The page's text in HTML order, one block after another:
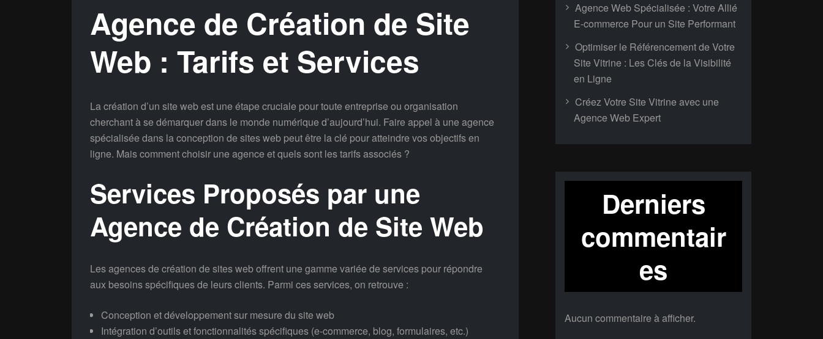
Agence de Création de Site
Web : Tarifs et Services
La création d’un site web est une étape cruciale pour toute entreprise ou organisation
cherchant à se démarquer dans le monde numérique d’aujourd’hui. Faire appel à une agence
spécialisée dans la conception de sites web peut être la clé pour atteindre vos objectifs en
ligne. Mais comment choisir une agence et quels sont les tarifs associés ?
Services Proposés par une
Agence de Création de Site Web
Les agences de création de sites web offrent une gamme variée de services pour répondre
aux besoins spécifiques de leurs clients. Parmi ces services, on retrouve :
Conception et développement sur mesure du site web
Intégration d’outils et fonctionnalités spécifiques (e-commerce, blog, formulaires, etc.)
Agence Web Spécialisée : Votre Allié
E-commerce Pour un Site Performant
Optimiser le Référencement de Votre
Site Vitrine : Les Clés de la Visibilité
en Ligne
Créez Votre Site Vitrine avec une
Agence Web Expert
Derniers
commentair
es
Aucun commentaire à afficher.